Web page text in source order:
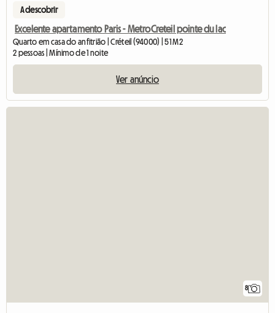
A descobrir
Excelente apartamento Paris - MetroCreteil pointe du lac
Quarto em casa do anfitrião | Créteil (94000) | 51 M2
2 pessoas | Mínimo de 1 noite
Ver anúncio
8